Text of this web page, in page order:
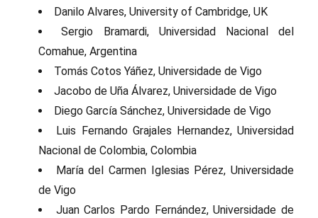
Danilo Alvares, University of Cambridge, UK
Sergio Bramardi, Universidad Nacional del
Comahue, Argentina
Tomás Cotos Yáñez, Universidade de Vigo
Jacobo de Uña Álvarez, Universidade de Vigo
Diego García Sánchez, Universidade de Vigo
Luis Fernando Grajales Hernandez, Universidad
Nacional de Colombia, Colombia
María del Carmen Iglesias Pérez, Universidade
de Vigo
Juan Carlos Pardo Fernández, Universidade de